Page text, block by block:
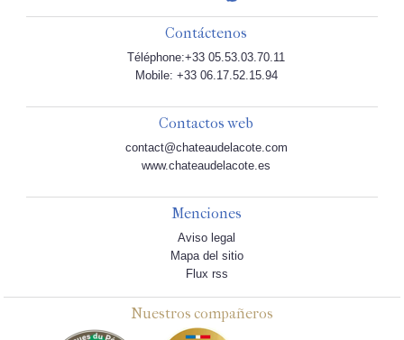
Contáctenos
Téléphone:+33 05.53.03.70.11
Mobile: +33 06.17.52.15.94
Contactos web
contact@chateaudelacote.com
www.chateaudelacote.es
Menciones
Aviso legal
Mapa del sitio
Flux rss
Nuestros compañeros